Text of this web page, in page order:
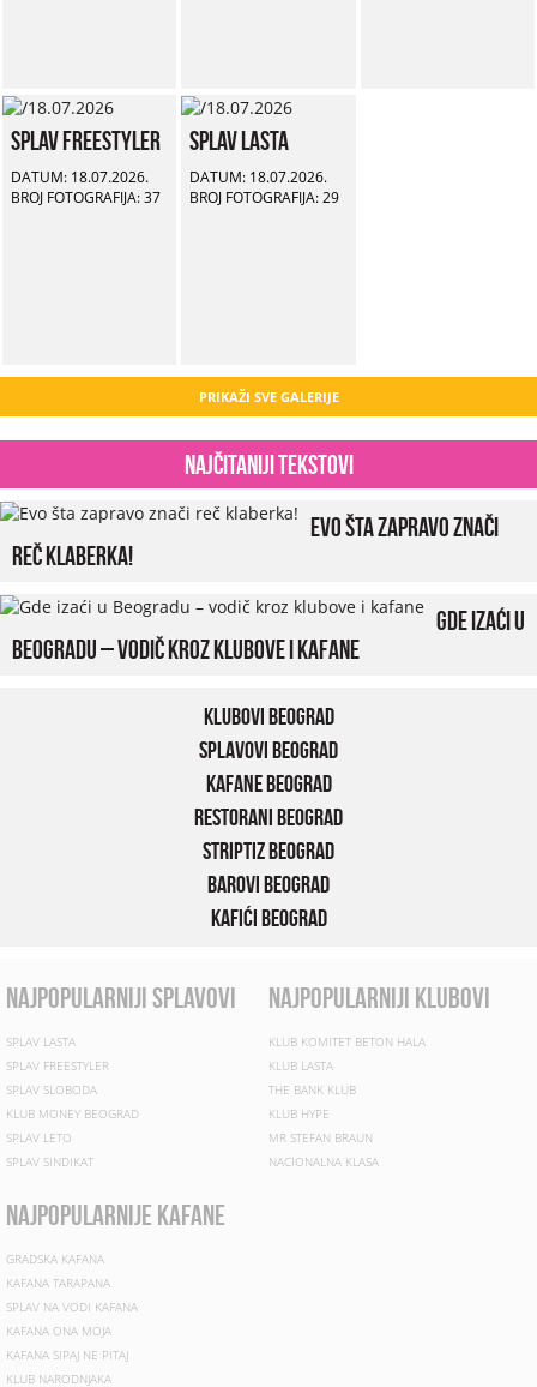
Splav Freestyler
DATUM: 18.07.2026.
BROJ FOTOGRAFIJA: 37
Splav Lasta
DATUM: 18.07.2026.
BROJ FOTOGRAFIJA: 29
PRIKAŽI SVE GALERIJE
Najčitaniji tekstovi
Evo šta zapravo znači
reč klaberka!
Gde izaći u
Beogradu – vodič kroz klubove i kafane
Klubovi Beograd
Splavovi Beograd
Kafane Beograd
Restorani Beograd
Striptiz Beograd
Barovi Beograd
Kafići Beograd
najpopularniji splavovi
SPLAV LASTA
SPLAV FREESTYLER
SPLAV SLOBODA
KLUB MONEY BEOGRAD
SPLAV LETO
SPLAV SINDIKAT
najpopularniji klubovi
KLUB KOMITET BETON HALA
KLUB LASTA
THE BANK KLUB
KLUB HYPE
MR STEFAN BRAUN
NACIONALNA KLASA
najpopularnije kafane
GRADSKA KAFANA
KAFANA TARAPANA
SPLAV NA VODI KAFANA
KAFANA ONA MOJA
KAFANA SIPAJ NE PITAJ
KLUB NARODNJAKA